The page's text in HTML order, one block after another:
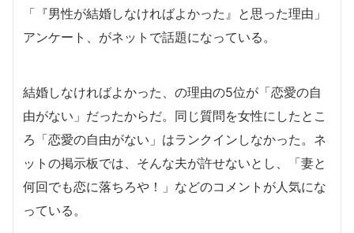
「『男性が結婚しなければよかった』と思った理由」
アンケート、がネットで話題になっている。
結婚しなければよかった、の理由の5位が「恋愛の自
由がない」だったからだ。同じ質問を女性にしたとこ
ろ「恋愛の自由がない」はランクインしなかった。ネ
ットの掲示板では、そんな夫が許せないとし、「妻と
何回でも恋に落ちろや！」などのコメントが人気にな
っている。